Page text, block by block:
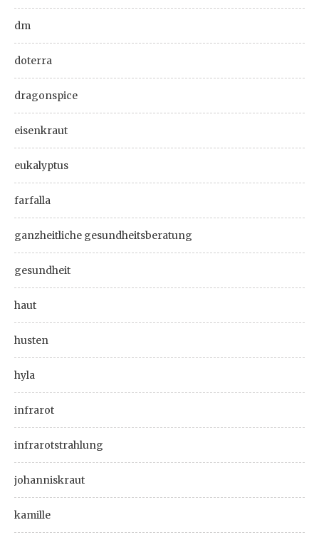
dm
doterra
dragonspice
eisenkraut
eukalyptus
farfalla
ganzheitliche gesundheitsberatung
gesundheit
haut
husten
hyla
infrarot
infrarotstrahlung
johanniskraut
kamille